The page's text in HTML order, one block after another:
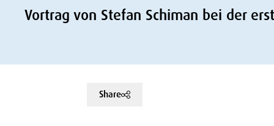
Vortrag von Stefan Schiman bei der
Share